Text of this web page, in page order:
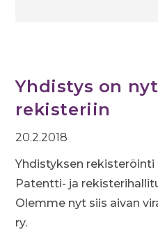
Yhdistys on
rekisteriin
20.2.2018
Yhdistyksen
Patentti- ja
Olemme nyt siis aivan
ry.